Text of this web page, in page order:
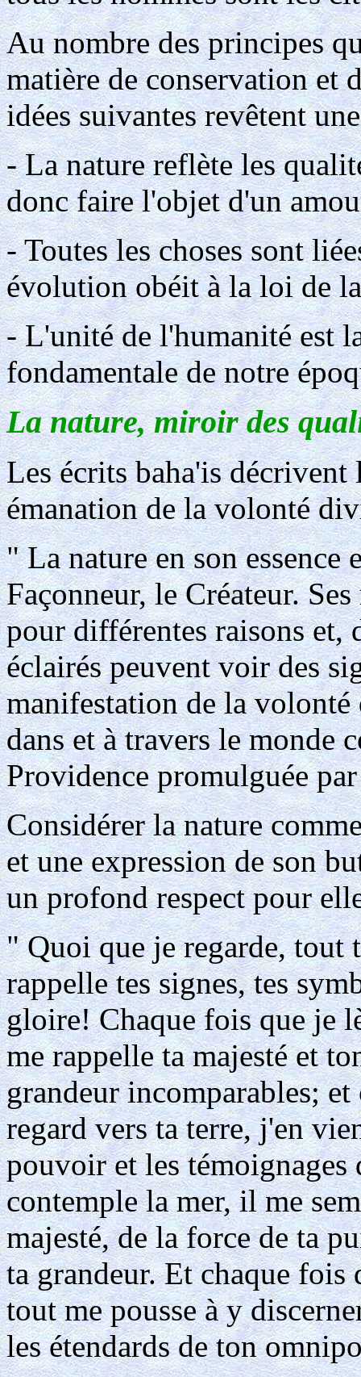
Au nombre des principes
matière de conservation et
idées suivantes revêtent
- La nature reflète les
donc faire l'objet d'un
- Toutes les choses sont
évolution obéit à la loi de
- L'unité de l'humanité est
fondamentale de notre
La nature, miroir des
Les écrits baha'is décrivent
émanation de la volonté
" La nature en son
Façonneur, le Créateur.
pour différentes raisons et,
éclairés peuvent voir des
manifestation de la volonté
dans et à travers le monde
Providence promulguée
Considérer la nature
et une expression de son
un profond respect pour
" Quoi que je regarde, tout
rappelle tes signes, tes
gloire! Chaque fois que je
me rappelle ta majesté et
grandeur incomparables;
regard vers ta terre, j'en
pouvoir et les témoignages
contemple la mer, il me
majesté, de la force de ta
ta grandeur. Et chaque fois
tout me pousse à y
les étendards de ton